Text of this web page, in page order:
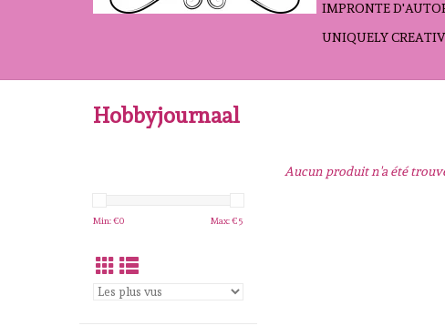
IMPRONTE
UNIQUELY
Hobbyjournaal
Min: €0 Max: €5
Aucun produit n'a été